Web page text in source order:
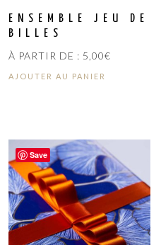
ENSEMBLE JEU DE
BILLES
À PARTIR DE : 5,00€
AJOUTER AU PANIER
Save